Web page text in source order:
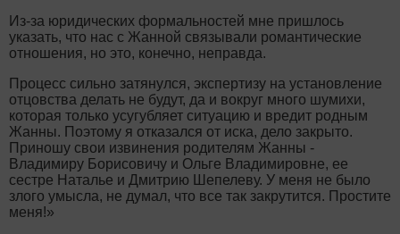
Из-за юридических формальностей мне пришлось
указать, что нас с Жанной связывали романтические
отношения, но это, конечно, неправда.
Процесс сильно затянулся, экспертизу на установление
отцовства делать не будут, да и вокруг много шумихи,
которая только усугубляет ситуацию и вредит родным
Жанны. Поэтому я отказался от иска, дело закрыто.
Приношу свои извинения родителям Жанны -
Владимиру Борисовичу и Ольге Владимировне, ее
сестре Наталье и Дмитрию Шепелеву. У меня не было
злого умысла, не думал, что все так закрутится. Простите
меня!»